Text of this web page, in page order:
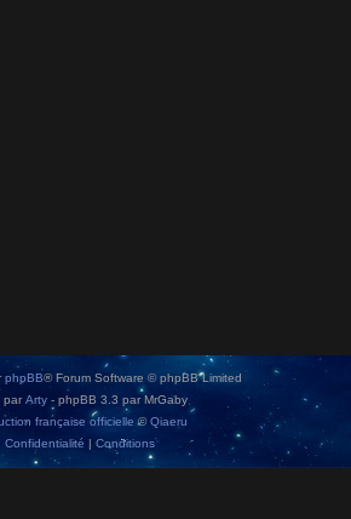
phpBB® Forum Software © phpBB Limited
parArty - phpBB 3.3 par MrGaby
française officielle ©Qiaeru
Confidentialité | Conditions